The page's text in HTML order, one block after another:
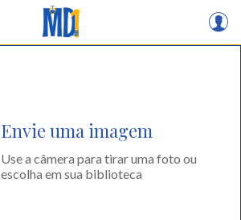
Envie uma imagem
Use a câmera para tirar uma foto ou
escolha em sua biblioteca